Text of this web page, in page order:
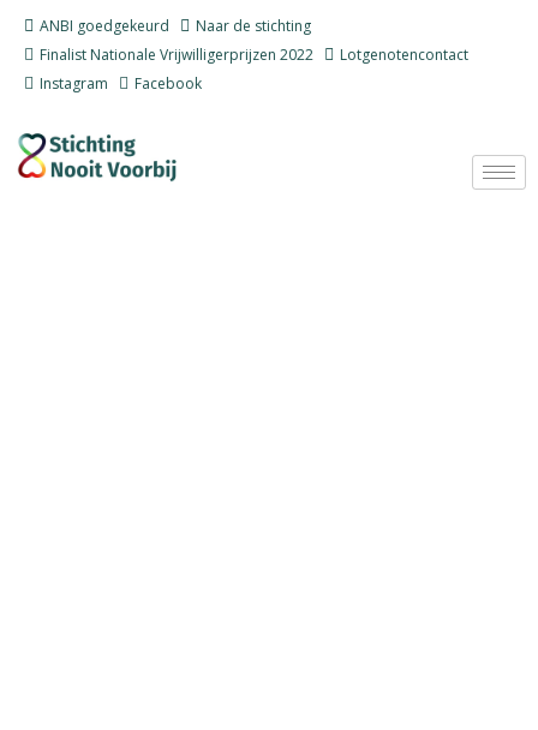
ANBI goedgekeurd
Naar de stichting
Finalist Nationale Vrijwilligerprijzen 2022
Lotgenotencontact
Instagram
Facebook